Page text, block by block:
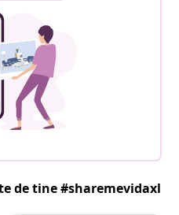
de tine #sharemevidaxl